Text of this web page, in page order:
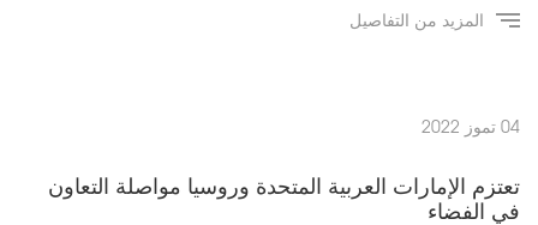
المزيد من التفاصيل
04 تموز 2022
تعتزم الإمارات العربية المتحدة وروسيا مواصلة التعاون
في الفضاء